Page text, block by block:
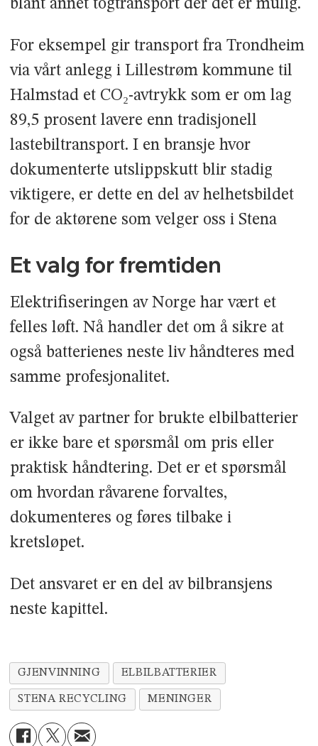
blant annet togtransport der det er mulig.
For eksempel gir transport fra Trondheim
via vårt anlegg i Lillestrøm kommune til
Halmstad et CO₂-avtrykk som er om lag
89,5 prosent lavere enn tradisjonell
lastebiltransport. I en bransje hvor
dokumenterte utslippskutt blir stadig
viktigere, er dette en del av helhetsbildet
for de aktørene som velger oss i Stena
Et valg for fremtiden
Elektrifiseringen av Norge har vært et
felles løft. Nå handler det om å sikre at
også batterienes neste liv håndteres med
samme profesjonalitet.
Valget av partner for brukte elbilbatterier
er ikke bare et spørsmål om pris eller
praktisk håndtering. Det er et spørsmål
om hvordan råvarene forvaltes,
dokumenteres og føres tilbake i
kretsløpet.
Det ansvaret er en del av bilbransjens
neste kapittel.
GJENVINNING ELBILBATTERIER
STENA RECYCLING MENINGER